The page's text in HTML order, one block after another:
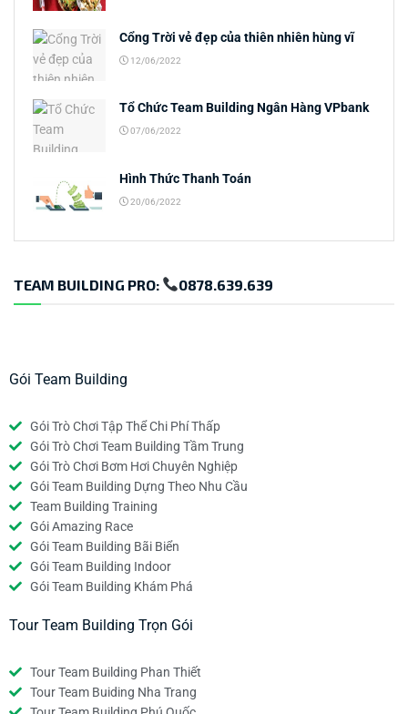
Cổng Trời vẻ đẹp của thiên nhiên hùng vĩ
12/06/2022
Tổ Chức Team Building Ngân Hàng VPbank
07/06/2022
Hình Thức Thanh Toán
20/06/2022
TEAM BUILDING PRO: 0878.639.639
Gói Team Building
Gói Trò Chơi Tập Thể Chi Phí Thấp
Gói Trò Chơi Team Building Tầm Trung
Gói Trò Chơi Bơm Hơi Chuyên Nghiệp
Gói Team Building Dựng Theo Nhu Cầu
Team Building Training
Gói Amazing Race
Gói Team Building Bãi Biển
Gói Team Building Indoor
Gói Team Building Khám Phá
Tour Team Building Trọn Gói
Tour Team Building Phan Thiết
Tour Team Buiding Nha Trang